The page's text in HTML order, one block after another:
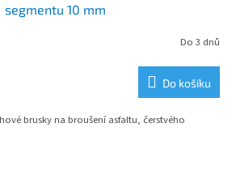
segmentu 10 mm
Do 3 dnů
Do košíku
brusky na broušení asfaltu, čerstvého